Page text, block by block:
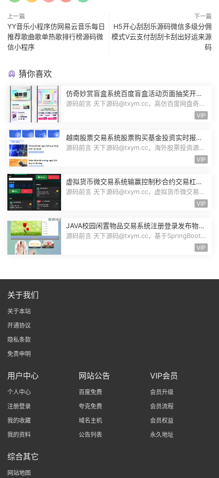
上一篇
YY音乐小程序仿网易云音乐每日
推荐歌曲歌单热歌排行榜源码微
信小程序
下一篇
H5开心刮刮乐源码微信多级分佣
模式V云支付刮刮卡刮出好运来源
码
猜你喜欢
仿奇妙赏盲盒系统百度盲盒活动页面抽奖开盒
奖品展示概率设置无限回调源码潮玩V6
源码前言 天下源码@txym.cc，高仿百度网盘奇妙
VIP
越南股票交易系统股票购买基金投资实时报价
交易信息投资组合海外股票投资PHP源码
源码前言 天下源码@txym.cc，海外股票投资源
VIP
虚拟货币微交易系统输赢控制秒合约交易杠杆
交易现货交易跟单员模式纯英文版源码BitTong
源码前言 天下源码@txym.cc，虚拟货币微交易投
VIP
JAVA校园闲置物品交易系统注册登录发布物品
搜索物品物品交易文章资讯商家管理源码
源码前言 天下源码@txym.cc，基于SpringBoot的
VIP
关于我们
关于本站
开通协议
隐私条款
免责申明
用户中心
个人中心
注册登录
我的收藏
我的资料
网站公告
百度免费
夸克免费
域名主机
公告列表
VIP会员
会员升级
会员流程
会员权益
永久地址
综合其它
网站地图